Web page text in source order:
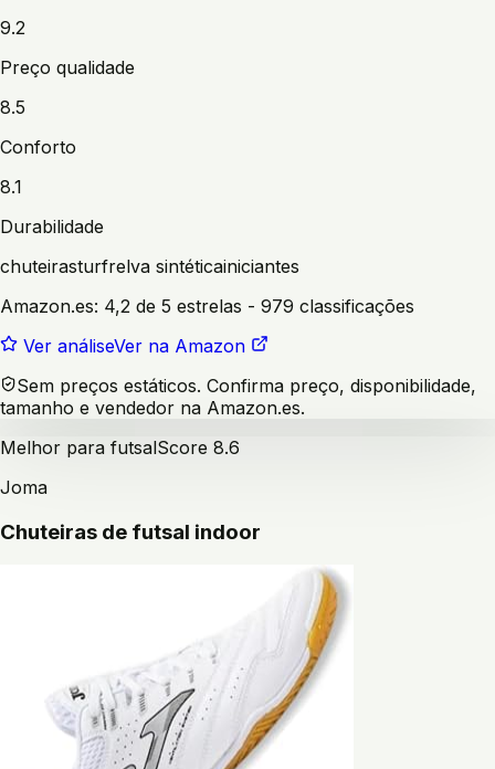
9.2
Preço qualidade
8.5
Conforto
8.1
Durabilidade
chuteirasturfrelva sintéticainiciantes
Amazon.es: 4,2 de 5 estrelas - 979 classificações
Ver análiseVer na Amazon
Sem preços estáticos. Confirma preço, disponibilidade,
tamanho e vendedor na Amazon.es.
Melhor para futsalScore 8.6
Joma
Chuteiras de futsal indoor